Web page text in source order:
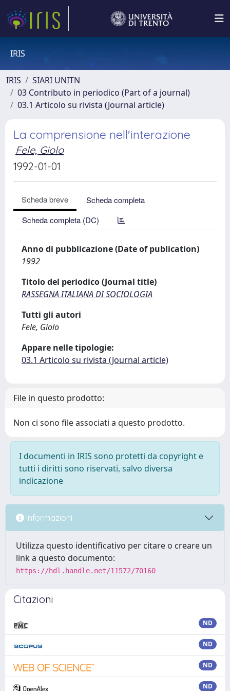
IRIS
IRIS
SIARI UNITN
03 Contributo in periodico (Part of a journal)
03.1 Articolo su rivista (Journal article)
La comprensione nell'interazione
Fele, Giolo
1992-01-01
Scheda breve
Scheda completa
Scheda completa (DC)
Anno di pubblicazione (Date of publication)
1992
Titolo del periodico (Journal title)
RASSEGNA ITALIANA DI SOCIOLOGIA
Tutti gli autori
Fele, Giolo
Appare nelle tipologie:
03.1 Articolo su rivista (Journal article)
File in questo prodotto:
Non ci sono file associati a questo prodotto.
I documenti in IRIS sono protetti da copyright e
tutti i diritti sono riservati, salvo diversa
indicazione
Informazioni
Utilizza questo identificativo per citare o creare un
link a questo documento:
https://hdl.handle.net/11572/70160
Citazioni
ND
ND
ND
ND